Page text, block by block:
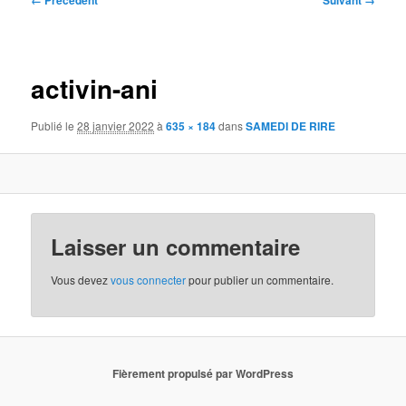
activin-ani
Publié le28 janvier 2022 à635 × 184dansSAMEDI DE RIRE
Laisser un commentaire
Vous devezvous connecterpour publier un commentaire.
Fièrement propulsé par WordPress